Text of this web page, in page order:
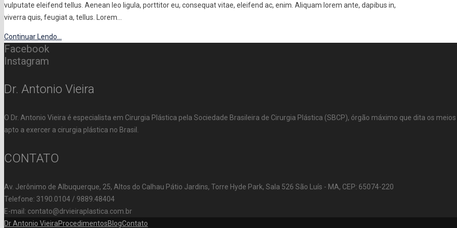
vulputate eleifend tellus. Aenean leo ligula, porttitor eu, consequat vitae, eleifend ac, enim. Aliquam lorem ante, dapibus in,
viverra quis, feugiat a, tellus. Lorem…
Continuar Lendo...
Facebook
Instagram
Dr. Antonio Vieira
O Dr. Antonio Vieira é especialista em Cirurgia Plástica pela Sociedade Brasileira de Cirurgia Plástica (SBCP), órgão máximo que dita os
apto a exercer a cirurgia plástica no Brasil.
CONTATO
Av. Jerônimo de Albuquerque, 25, Altos do Calhau Pátio Jardins, Torre Hyde Park, Sala 526 São Luís - MA, CEP: 65074-220
Telefone: 3190.0104 / 9889.48404
E-mail: contato@drvieiraplastica.com.br
Dr Antonio VieiraProcedimentosBlogContato